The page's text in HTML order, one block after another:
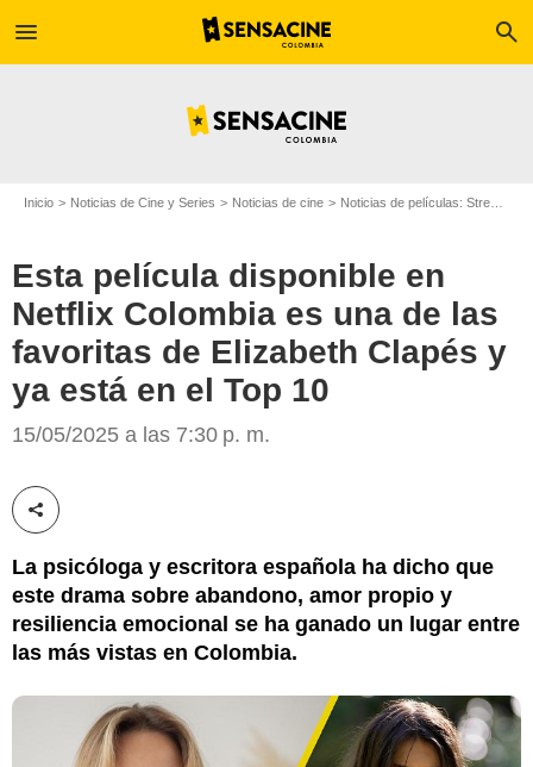
menu search
Inicio Noticias de Cine y Series Noticias de cine Noticias de películas: Streaming
Esta película disponible en
Netflix Colombia es una de las
favoritas de Elizabeth Clapés y
ya está en el Top 10
15/05/2025 a las 7:30 p. m.
Compartir esta noticia
La psicóloga y escritora española ha dicho que
este drama sobre abandono, amor propio y
resiliencia emocional se ha ganado un lugar entre
las más vistas en Colombia.